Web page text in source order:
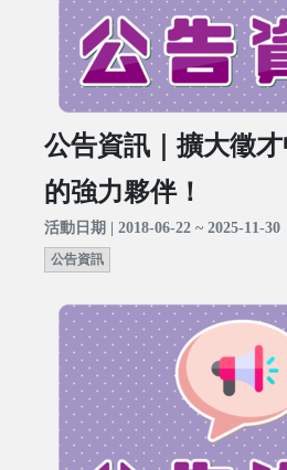
公告資訊｜擴大徵
的強力夥伴！
活動日期 | 2018-06-22 ~ 2025-11-30
公告資訊